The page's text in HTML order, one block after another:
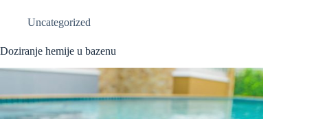
Uncategorized
Doziranje hemije u bazenu